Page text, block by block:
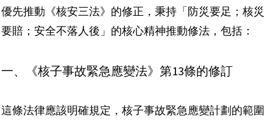
優先推動《核安三法》的修正，秉持「防災要足；核災
要賠；安全不落人後」的核心精神推動修法，包括：
一、《核子事故緊急應變法》第13條的修訂
這條法律應該明確規定，核子事故緊急應變計劃的範圍